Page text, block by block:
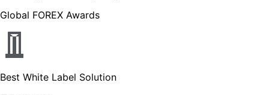
Global FOREX Awards
Best White Label Solution